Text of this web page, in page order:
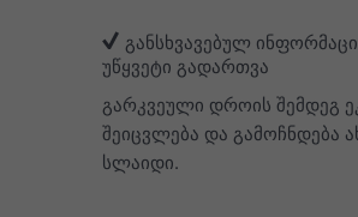
განსხვავებულ
უწყვეტი გადართვა
გარკვეული დროის შემდეგ
შეიცვლება და გამოჩნდება
სლაიდი.